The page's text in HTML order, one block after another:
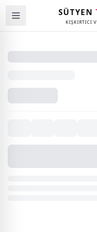
SÜTYEN
KIŞKIRTICI